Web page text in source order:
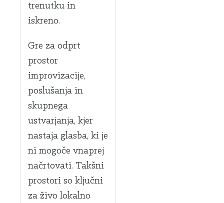
trenutku in
iskreno.
Gre za odprt
prostor
improvizacije,
poslušanja in
skupnega
ustvarjanja, kjer
nastaja glasba, ki je
ni mogoče vnaprej
načrtovati. Takšni
prostori so ključni
za živo lokalno